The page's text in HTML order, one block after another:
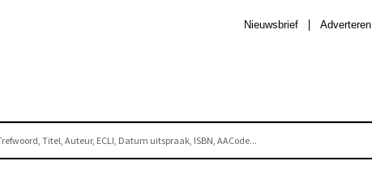
Adverteren
Nieuwsbrief